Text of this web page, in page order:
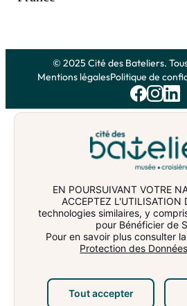
Réserver
© 2025 Cité des Bateliers.
Mentions légalesPolitique de
EN POURSUIVANT VOTRE
ACCEPTEZ L'UTILISATION
technologies similaires, y
pour Bénéficier de
Pour en savoir plus consulter
Protection des
Tout accepter